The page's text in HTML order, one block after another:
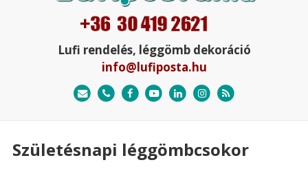
Lufi rendelés, léggömb dekoráció
info@lufiposta.hu
Születésnapi léggömbcsokor